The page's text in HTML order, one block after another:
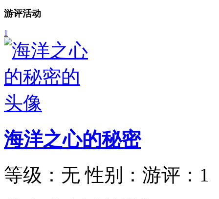
游评活动
1
海洋之心的秘密
等级： 无 性别： 游评： 1